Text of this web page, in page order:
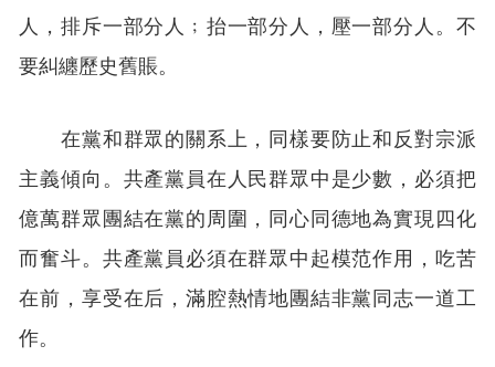
人，排斥一部分人﹔抬一部分人，壓一部分人。不
要糾纏歷史舊賬。
在黨和群眾的關系上，同樣要防止和反對宗派
主義傾向。共產黨員在人民群眾中是少數，必須把
億萬群眾團結在黨的周圍，同心同德地為實現四化
而奮斗。共產黨員必須在群眾中起模范作用，吃苦
在前，享受在后，滿腔熱情地團結非黨同志一道工
作。